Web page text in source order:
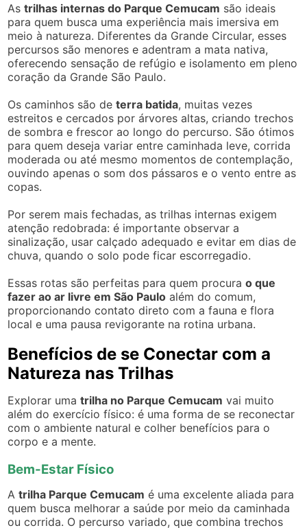
Astrilhas internas do Parque Cemucam são ideais
para quem busca uma experiência mais imersiva em
meio à natureza. Diferentes da Grande Circular, esses
percursos são menores e adentram a mata nativa,
oferecendo sensação de refúgio e isolamento em pleno
coração da Grande São Paulo.
Os caminhos são deterra batida, muitas vezes
estreitos e cercados por árvores altas, criando trechos
de sombra e frescor ao longo do percurso. São ótimos
para quem deseja variar entre caminhada leve, corrida
moderada ou até mesmo momentos de contemplação,
ouvindo apenas o som dos pássaros e o vento entre as
copas.
Por serem mais fechadas, as trilhas internas exigem
atenção redobrada: é importante observar a
sinalização, usar calçado adequado e evitar em dias de
chuva, quando o solo pode ficar escorregadio.
Essas rotas são perfeitas para quem procurao que
fazer ao ar livre em São Paulo além do comum,
proporcionando contato direto com a fauna e flora
local e uma pausa revigorante na rotina urbana.
Benefícios de se Conectar com a
Natureza nas Trilhas
Explorar umatrilha no Parque Cemucam vai muito
além do exercício físico: é uma forma de se reconectar
com o ambiente natural e colher benefícios para o
corpo e a mente.
Bem-Estar Físico
Atrilha Parque Cemucam é uma excelente aliada para
quem busca melhorar a saúde por meio da caminhada
ou corrida. O percurso variado, que combina trechos